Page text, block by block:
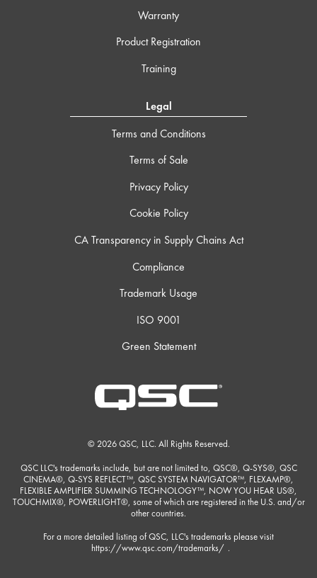
Warranty
Product Registration
Training
Legal
Terms and Conditions
Terms of Sale
Privacy Policy
Cookie Policy
CA Transparency in Supply Chains Act
Compliance
Trademark Usage
ISO 9001
Green Statement
© 2026 QSC, LLC. All Rights Reserved.
QSC LLC's trademarks include, but are not limited to, QSC®, Q-SYS®, QSC
CINEMA®, Q-SYS REFLECT™, QSC SYSTEM NAVIGATOR™, FLEXAMP®,
FLEXIBLE AMPLIFIER SUMMING TECHNOLOGY™, NOW YOU HEAR US®,
TOUCHMIX®, POWERLIGHT®, some of which are registered in the U.S. and/or
other countries.
For a more detailed listing of QSC, LLC's trademarks please visit
https://www.qsc.com/trademarks/ .